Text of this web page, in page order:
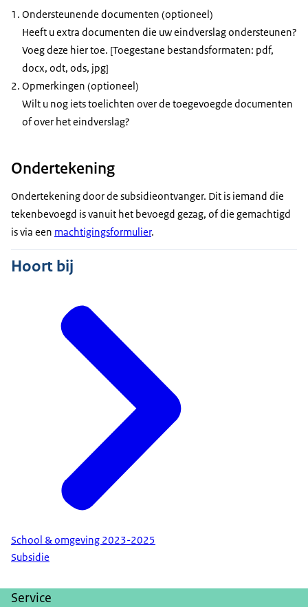
Ondersteunende documenten (optioneel)
Heeft u extra documenten die uw eindverslag ondersteunen?
Voeg deze hier toe. [Toegestane bestandsformaten: pdf,
docx, odt, ods, jpg]
Opmerkingen (optioneel)
Wilt u nog iets toelichten over de toegevoegde documenten
of over het eindverslag?
Ondertekening
Ondertekening door de subsidieontvanger. Dit is iemand die
tekenbevoegd is vanuit het bevoegd gezag, of die gemachtigd
is via een machtigingsformulier.
Hoort bij
School & omgeving 2023-2025
Subsidie
Service